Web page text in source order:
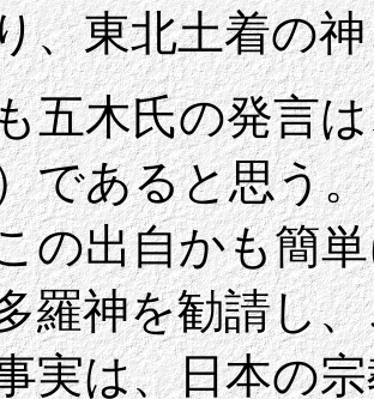
、東北土着の
五木氏の発言
であると思う
の出自かも簡
羅神を勧請し
実は、日本の